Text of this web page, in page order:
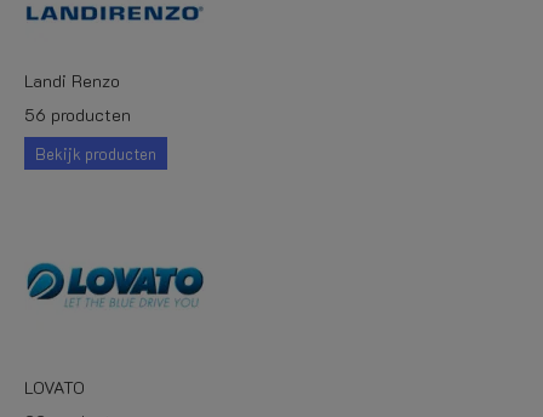
Landi Renzo
56 producten
Bekijk producten
LOVATO